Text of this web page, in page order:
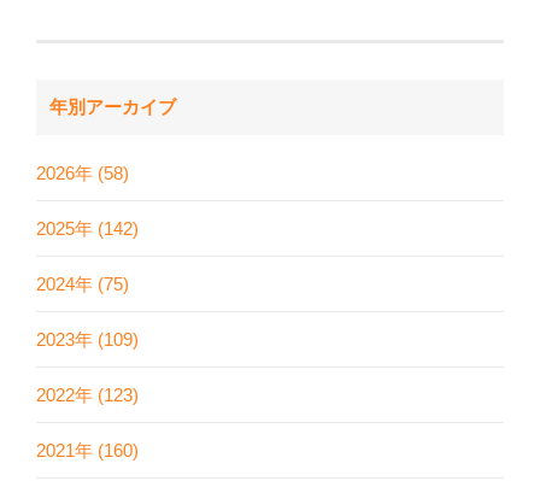
年別アーカイブ
2026年 (58)
2025年 (142)
2024年 (75)
2023年 (109)
2022年 (123)
2021年 (160)